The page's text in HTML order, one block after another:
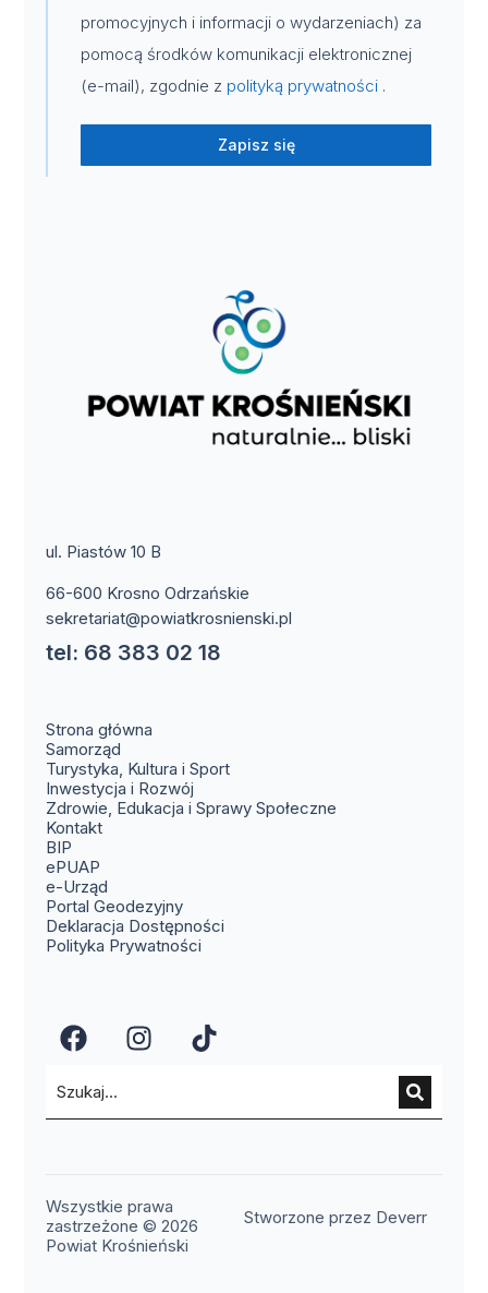
promocyjnych i informacji o wydarzeniach) za
pomocą środków komunikacji elektronicznej
(e-mail), zgodnie z polityką prywatności .
Zapisz się
ul. Piastów 10 B
66-600 Krosno Odrzańskie
sekretariat@powiatkrosnienski.pl
tel: 68 383 02 18
Strona główna
Samorząd
Turystyka, Kultura i Sport
Inwestycja i Rozwój
Zdrowie, Edukacja i Sprawy Społeczne
Kontakt(otwiera się w nowym oknie)
BIP
ePUAP
e-Urząd
Portal Geodezyjny(otwiera się w nowym oknie)
Deklaracja Dostępności
Polityka Prywatności
(otwiera się w nowym oknie)
(otwiera się w nowym
(otwiera się w
Wszystkie prawa
zastrzeżone © 2026
Powiat Krośnieński
Stworzone przez Deverr